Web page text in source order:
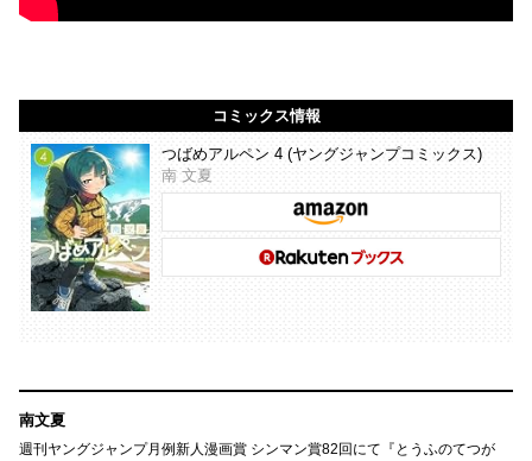
コミックス情報
つばめアルペン 4 (ヤングジャンプコミックス)
南 文夏
南文夏
週刊ヤングジャンプ月例新人漫画賞 シンマン賞82回にて『とうふのてつが